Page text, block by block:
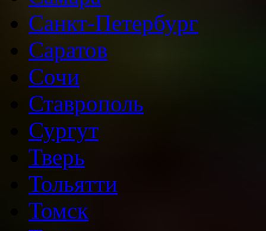
Санкт-Петербург
Саратов
Сочи
Ставрополь
Сургут
Тверь
Тольятти
Томск